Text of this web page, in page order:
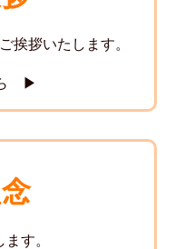
挨拶いたします。
ら ▶
す。